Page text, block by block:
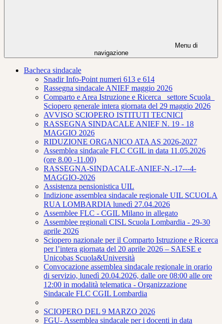
Menu di
navigazione
Bacheca sindacale
Snadir Info-Point numeri 613 e 614
Rassegna sindacale ANIEF maggio 2026
Comparto e Area Istruzione e Ricerca_ settore Scuola_
Sciopero generale intera giornata del 29 maggio 2026
AVVISO SCIOPERO ISTITUTI TECNICI
RASSEGNA SINDACALE ANIEF N. 19 - 18
MAGGIO 2026
RIDUZIONE ORGANICO ATA AS 2026-2027
Assemblea sindacale FLC CGIL in data 11.05.2026
(ore 8.00 -11.00)
RASSEGNA-SINDACALE-ANIEF-N.-17---4-
MAGGIO-2026
Assistenza pensionistica UIL
Indizione assemblea sindacale regionale UIL SCUOLA
RUA LOMBARDIA lunedì 27.04.2026
Assemblee FLC - CGIL Milano in allegato
Assemblee regionali CISL Scuola Lombardia - 29-30
aprile 2026
Sciopero nazionale per il Comparto Istruzione e Ricerca
per l’intera giornata del 20 aprile 2026 – SAESE e
Unicobas Scuola&Università
Convocazione assemblea sindacale regionale in orario
di servizio, lunedì 20.04.2026, dalle ore 08:00 alle ore
12:00 in modalità telematica - Organizzazione
Sindacale FLC CGIL Lombardia
SCIOPERO DEL 9 MARZO 2026
FGU- Assemblea sindacale per i docenti in data